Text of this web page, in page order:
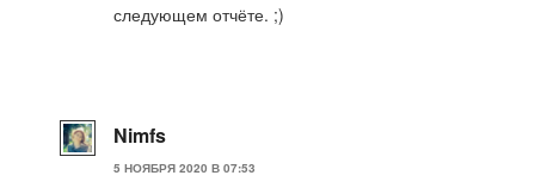
следующем отчёте. ;)
Nimfs
5 НОЯБРЯ 2020 В 07:53